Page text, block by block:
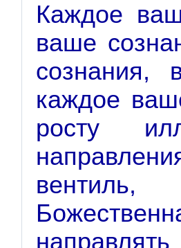
Каждое
ваше
сознания,
каждое
росту